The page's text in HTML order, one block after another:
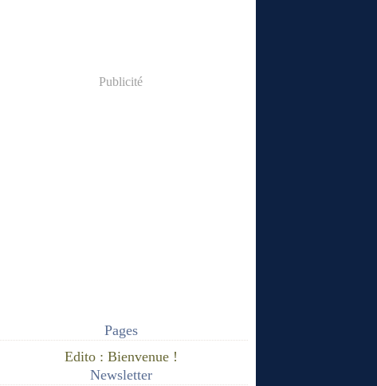
Publicité
Pages
Edito : Bienvenue !
Newsletter